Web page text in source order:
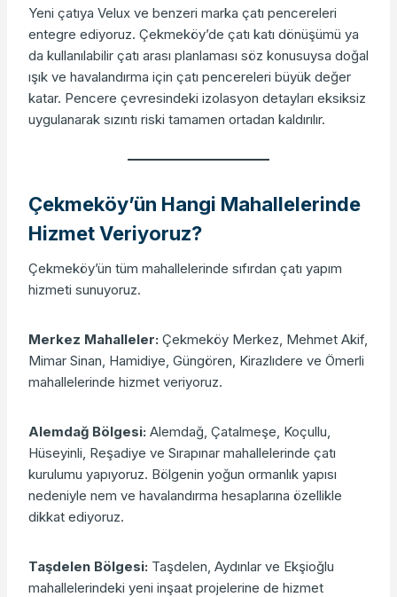
Yeni çatıya Velux ve benzeri marka çatı pencereleri
entegre ediyoruz. Çekmeköy’de çatı katı dönüşümü ya
da kullanılabilir çatı arası planlaması söz konusuysa doğal
ışık ve havalandırma için çatı pencereleri büyük değer
katar. Pencere çevresindeki izolasyon detayları eksiksiz
uygulanarak sızıntı riski tamamen ortadan kaldırılır.
Çekmeköy’ün Hangi Mahallelerinde
Hizmet Veriyoruz?
Çekmeköy’ün tüm mahallelerinde sıfırdan çatı yapım
hizmeti sunuyoruz.
Merkez Mahalleler: Çekmeköy Merkez, Mehmet Akif,
Mimar Sinan, Hamidiye, Güngören, Kirazlıdere ve Ömerli
mahallelerinde hizmet veriyoruz.
Alemdağ Bölgesi: Alemdağ, Çatalmeşe, Koçullu,
Hüseyinli, Reşadiye ve Sırapınar mahallelerinde çatı
kurulumu yapıyoruz. Bölgenin yoğun ormanlık yapısı
nedeniyle nem ve havalandırma hesaplarına özellikle
dikkat ediyoruz.
Taşdelen Bölgesi: Taşdelen, Aydınlar ve Ekşioğlu
mahallelerindeki yeni inşaat projelerine de hizmet